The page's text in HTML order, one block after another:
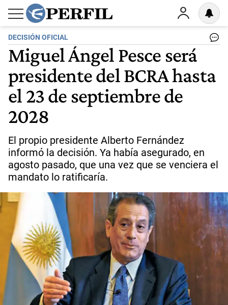
DECISIÓN OFICIAL
Miguel Ángel Pesce será
presidente del BCRA hasta
el 23 de septiembre de
2028
El propio presidente Alberto Fernández
informó la decisión. Ya había asegurado, en
agosto pasado, que una vez que se venciera el
mandato lo ratificaría.